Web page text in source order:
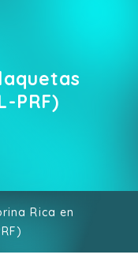
PRF)
Rica en